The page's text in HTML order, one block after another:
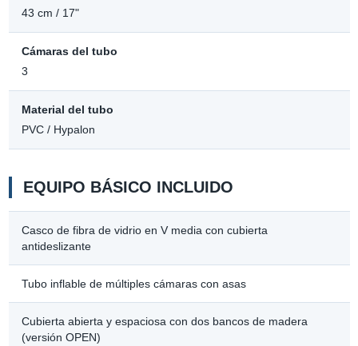
43 cm / 17"
Cámaras del tubo
3
Material del tubo
PVC / Hypalon
EQUIPO BÁSICO INCLUIDO
Casco de fibra de vidrio en V media con cubierta
antideslizante
Tubo inflable de múltiples cámaras con asas
Cubierta abierta y espaciosa con dos bancos de madera
(versión OPEN)